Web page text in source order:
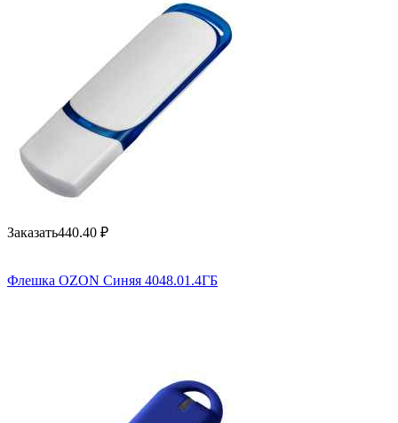
Заказать440.40 ₽
Флешка OZON Синяя 4048.01.4ГБ